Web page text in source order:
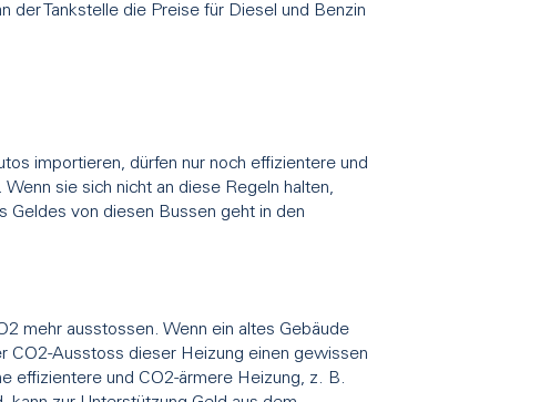
der Tankstelle die Preise für Diesel und Benzin
importieren, dürfen nur noch effizientere und
sie sich nicht an diese Regeln halten,
von diesen Bussen geht in den
mehr ausstossen. Wenn ein altes Gebäude
CO2-Ausstoss dieser Heizung einen gewissen
effizientere und CO2-ärmere Heizung, z. B.